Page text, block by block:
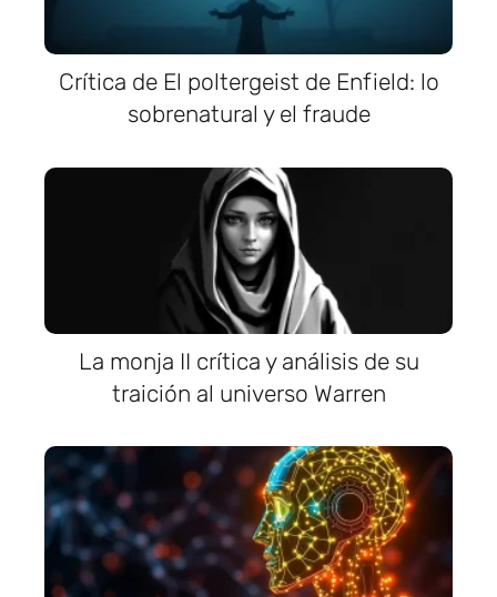
Crítica de El poltergeist de Enfield: lo
sobrenatural y el fraude
La monja II crítica y análisis de su
traición al universo Warren